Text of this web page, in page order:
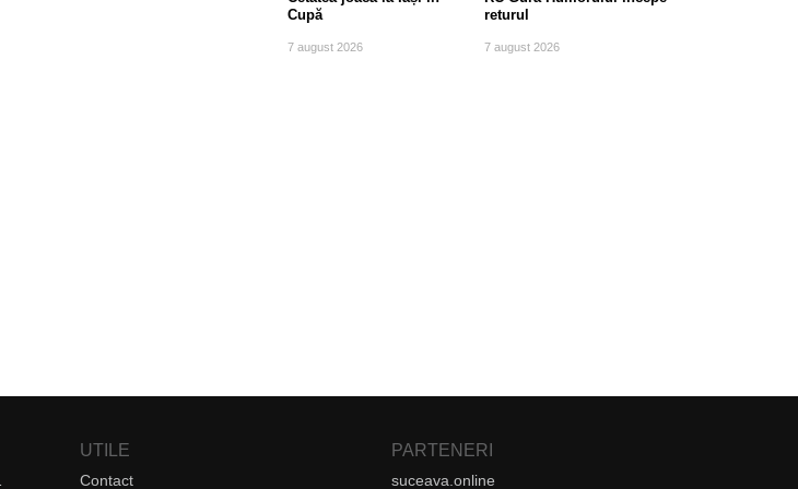
Cupă
7 august 2026
returul
7 august 2026
UTILE
Contact
PARTENERI
suceava.online